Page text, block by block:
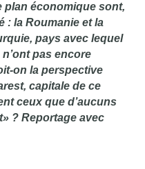
plan économique sont,
: la Roumanie et la
pays avec lequel
pas encore
on la perspective
capitale de ce
ceux que d’aucuns
? Reportage avec